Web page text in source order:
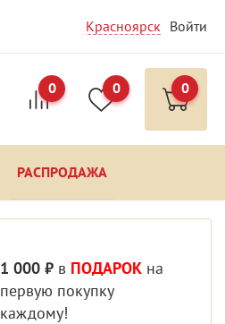
Контакты
Красноярск Войти
0 0 0
РАСПРОДАЖА
1 000 ₽ в ПОДАРОК на
первую покупку
каждому!